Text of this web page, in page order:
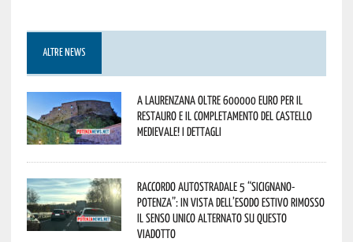
ALTRE NEWS
A Laurenzana oltre 600000 euro per il
restauro e il completamento del Castello
Medievale! I dettagli
Raccordo Autostradale 5 “Sicignano-
Potenza”: in vista dell’esodo estivo rimosso
il senso unico alternato su questo
viadotto